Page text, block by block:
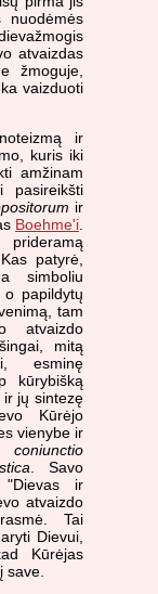
nuodėmės
atvaizdas
žmoguje,
vaizduoti
ir
kuris iki
amžinam
pasireikšti
ir
Boehme'i
patyrė,
simboliu
papildytų
tam
atvaizdo
mitą
esminę
kūrybišką
jų sintezę
Kūrėjo
vienybe ir
coniunctio
. Savo
"Dievas ir
atvaizdo
Tai
Dievui,
Kūrėjas
save.